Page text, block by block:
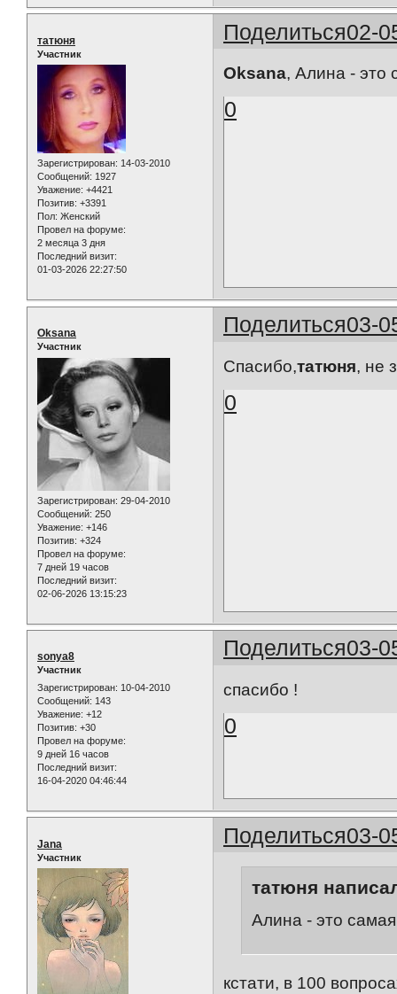
Поделиться02-
татюня
Участник
Зарегистрирован: 14-03-2010
Сообщений: 1927
Уважение: +4421
Позитив: +3391
Пол: Женский
Провел на форуме:
2 месяца 3 дня
Последний визит:
01-03-2026 22:27:50
Oksana, Алина - это
0
Поделиться03-
Oksana
Участник
Зарегистрирован: 29-04-2010
Сообщений: 250
Уважение: +146
Позитив: +324
Провел на форуме:
7 дней 19 часов
Последний визит:
02-06-2026 13:15:23
Спасибо,татюня, не
0
Поделиться03-
sonya8
Участник
Зарегистрирован: 10-04-2010
Сообщений: 143
Уважение: +12
Позитив: +30
Провел на форуме:
9 дней 16 часов
Последний визит:
16-04-2020 04:46:44
спасибо !
0
Поделиться03-
Jana
Участник
татюня
Алина - это
кстати, в 100